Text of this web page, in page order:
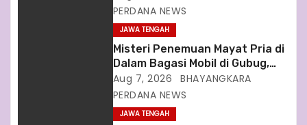
Ambarawa
PERDANA NEWS
JAWA TENGAH
Misteri Penemuan Mayat Pria di
Dalam Bagasi Mobil di Gubug,
Grobogan, Polisi Lakukan Olah
TKP
Aug 7, 2026
BHAYANGKARA
PERDANA NEWS
JAWA TENGAH